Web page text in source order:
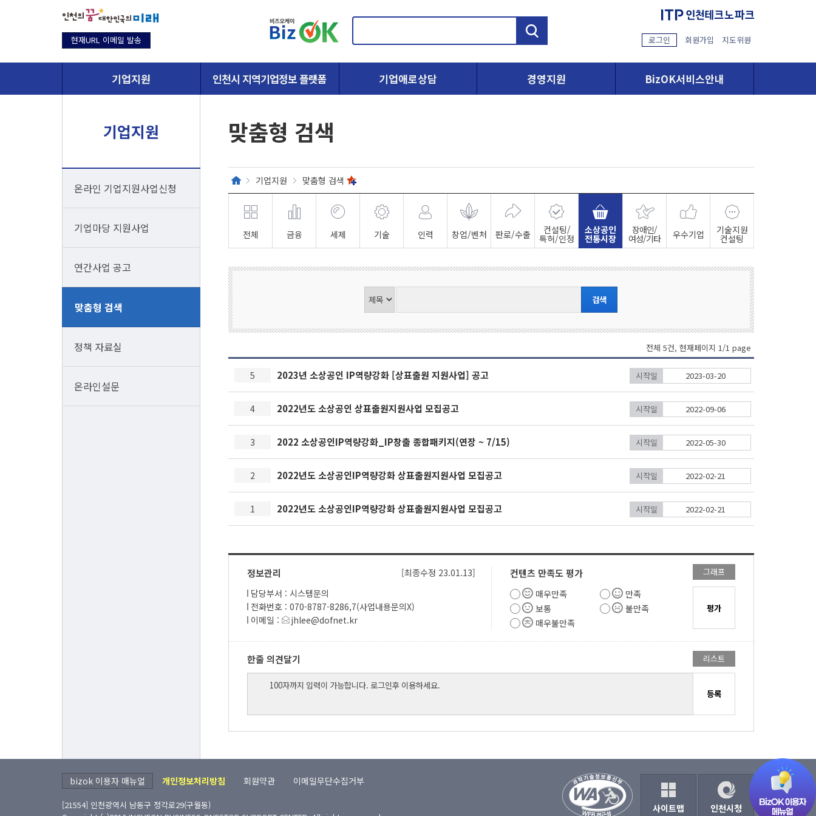
검
현재URL 이메일 발송
기업지원 인천시 지역기업정보 플랫폼 기업애로상담 경영지원 BizOK서비스안내
로그인 회원가입 지도위원
기업지원
온라인 기업지원사업신청
기업마당 지원사업
연간사업 공고
맞춤형 검색
정책 자료실
온라인설문
맞춤형 검색
기업지원 맞춤형 검색
전체 금융 세제 기술 인력 창업/벤처 판로/수출 컨설팅/
특허/인정
소상공인
전통시장
장애인/
여성/기타 우수기업 기술지원
컨설팅
공
전
통
시
장
전체 5건, 현재페이지 1/1 page
5 2023년 소상공인 IP역량강화 [상표출원 지원사업] 공고 시작일 2023-03-20
4 2022년도 소상공인 상표출원지원사업 모집공고 시작일 2022-09-06
3 2022 소상공인IP역량강화_IP창출 종합패키지(연장 ~ 7/15) 시작일 2022-05-30
2 2022년도 소상공인IP역량강화 상표출원지원사업 모집공고 시작일 2022-02-21
1 2022년도 소상공인IP역량강화 상표출원지원사업 모집공고 시작일 2022-02-21
정보관리
[최종수정 23.01.13]
담당부서 : 시스템문의
전화번호 : 070-8787-8286,7(사업내용문의X)
이메일 :
jhlee@dofnet.kr
컨텐츠 만족도 평가 그래프
매우만족
만족
보통
불만족
매우불만족
한줄 의견달기 리스트
bizok 이용자 매뉴얼 개인정보처리방침 회원약관 이메일무단수집거부
[21554] 인천광역시 남동구 정각로29(구월동)
사이트맵 인천시청